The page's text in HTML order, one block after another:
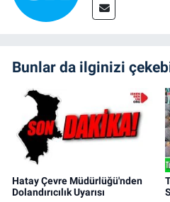
Bunlar da ilginizi
Hatay Çevre Müdürlüğü'nden
Dolandırıcılık Uyarısı